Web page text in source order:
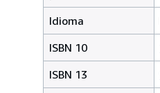
Idioma
ISBN 10
ISBN 13